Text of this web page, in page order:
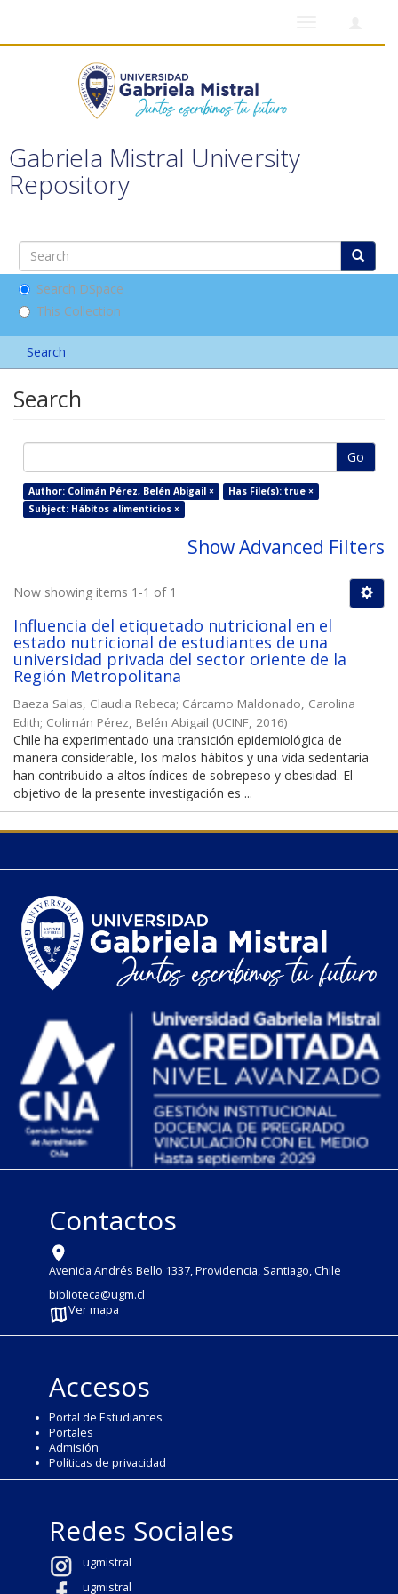
Gabriela Mistral University
Repository
Search DSpace
This Collection
Search
Search
Go
Author: Colimán Pérez, Belén Abigail ×
Has File(s): true ×
Subject: Hábitos alimenticios ×
Show Advanced Filters
Now showing items 1-1 of 1
Influencia del etiquetado nutricional en el
estado nutricional de estudiantes de una
universidad privada del sector oriente de la
Región Metropolitana
Baeza Salas, Claudia Rebeca; Cárcamo Maldonado, Carolina
Edith; Colimán Pérez, Belén Abigail (UCINF, 2016)
Chile ha experimentado una transición epidemiológica de
manera considerable, los malos hábitos y una vida sedentaria
han contribuido a altos índices de sobrepeso y obesidad. El
objetivo de la presente investigación es ...
Contactos
Avenida Andrés Bello 1337, Providencia, Santiago, Chile
biblioteca@ugm.cl
Ver mapa
Accesos
Portal de Estudiantes
Portales
Admisión
Políticas de privacidad
Redes Sociales
ugmistral
ugmistral